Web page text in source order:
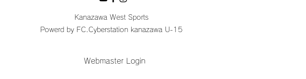
Kanazawa West Sports
Powerd by FC.Cyberstation kanazawa U-15
Webmaster Login